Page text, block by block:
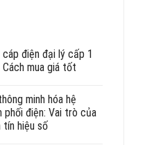
cáp điện đại lý cấp 1
Cách mua giá tốt
minh hóa hệ
phối điện: Vai trò của
tín hiệu số